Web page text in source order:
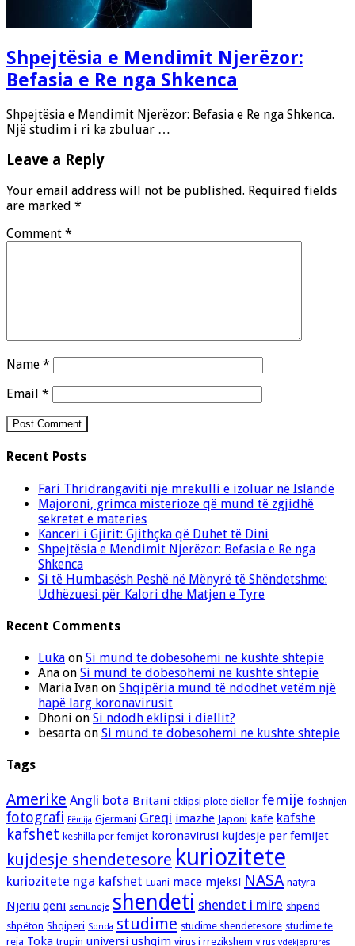
Shpejtësia e Mendimit Njerëzor:
Befasia e Re nga Shkenca
Shpejtësia e Mendimit Njerëzor: Befasia e Re nga Shkenca.
Një studim i ri ka zbuluar …
Leave a Reply
Your email address will not be published. Required fields
are marked *
Comment *
Name *
Email *
Recent Posts
Fari Thridrangaviti një mrekulli e izoluar në Islandë
Majoroni, grimca misterioze që mund të zgjidhë
sekretet e materies
Kanceri i Gjirit: Gjithçka që Duhet të Dini
Shpejtësia e Mendimit Njerëzor: Befasia e Re nga
Shkenca
Si të Humbasësh Peshë në Mënyrë të Shëndetshme:
Udhëzuesi për Kalori dhe Matjen e Tyre
Recent Comments
Luka on Si mund te dobesohemi ne kushte shtepie
Ana on Si mund te dobesohemi ne kushte shtepie
Maria Ivan on Shqipëria mund të ndodhet vetëm një
hapë larg koronavirusit
Dhoni on Si ndodh eklipsi i diellit?
besarta on Si mund te dobesohemi ne kushte shtepie
Tags
Amerike Angli bota Britani eklipsi plote diellor femije foshnjen
fotografi Fëmija Gjermani Greqi imazhe Japoni kafe kafshe
kafshet keshilla per femijet koronavirusi kujdesje per femijet
kujdesje shendetesore kuriozitete
kuriozitete nga kafshet Luani mace mjeksi NASA natyra
Njeriu qeni semundje shendeti shendet i mire shpend
shpëton Shqiperi Sonda studime studime shendetesore studime te
reja Toka trupin universi ushqim virus i rrezikshem virus vdekjeprures